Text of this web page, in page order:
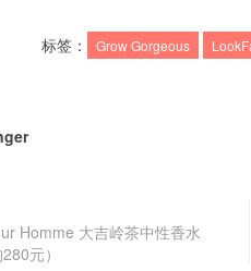
标签： Grow Gorgeous
Homme 大吉岭茶中性香水
元）